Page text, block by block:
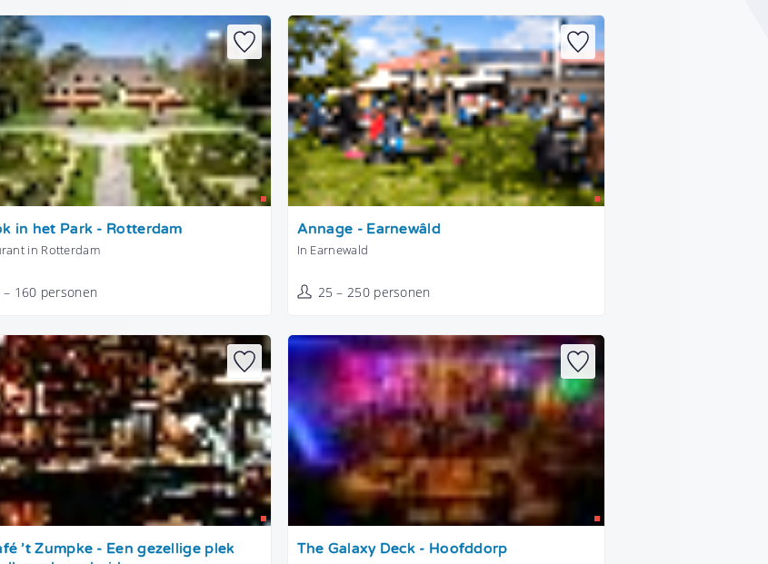
in het Park - Rotterdam
in Rotterdam
– 160 personen
Tonen
Annage - Earnewâld
In Earnewald
25 – 250 personen
’t Zumpke - Een gezellige plek
Tonen
The Galaxy Deck - Hoofddorp